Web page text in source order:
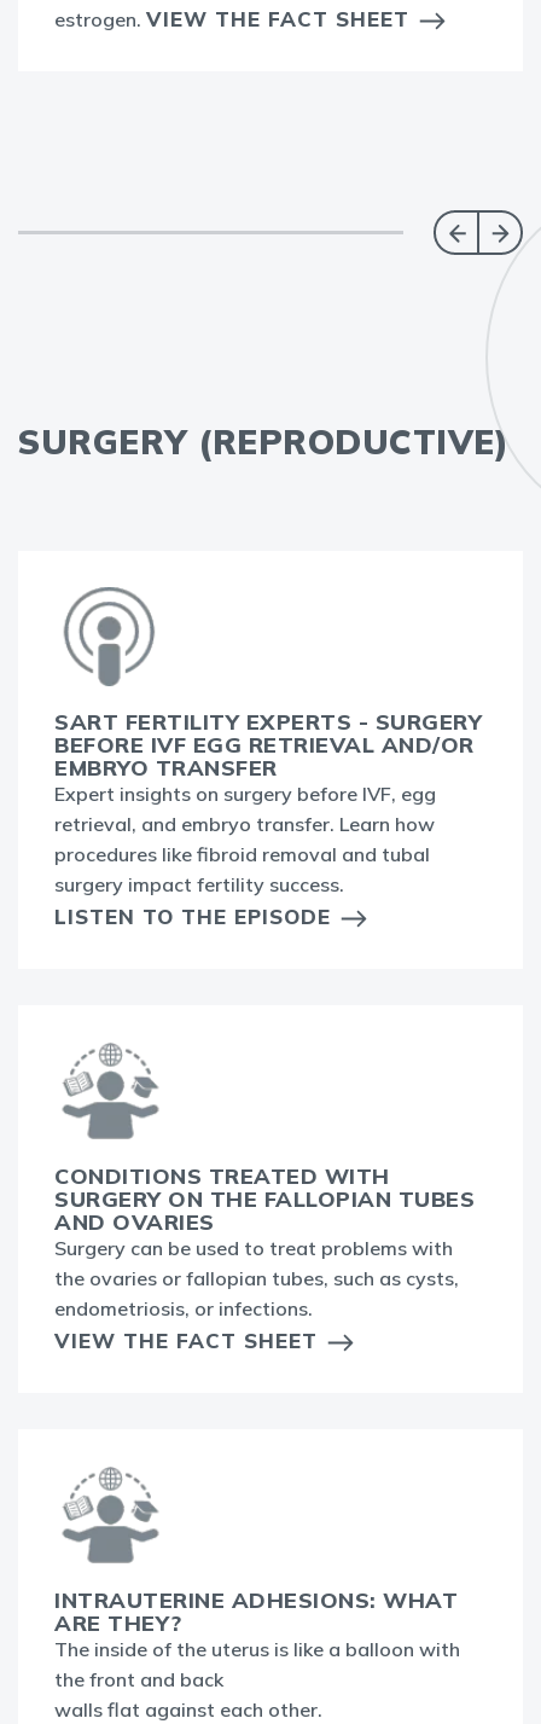
estrogen. VIEW THE FACT SHEET
SURGERY (REPRODUCTIVE)
SART FERTILITY EXPERTS - SURGERY
BEFORE IVF EGG RETRIEVAL AND/OR
EMBRYO TRANSFER
Expert insights on surgery before IVF, egg
retrieval, and embryo transfer. Learn how
procedures like fibroid removal and tubal
surgery impact fertility success.
LISTEN TO THE EPISODE
CONDITIONS TREATED WITH
SURGERY ON THE FALLOPIAN TUBES
AND OVARIES
Surgery can be used to treat problems with
the ovaries or fallopian tubes, such as cysts,
endometriosis, or infections.
VIEW THE FACT SHEET
INTRAUTERINE ADHESIONS: WHAT
ARE THEY?
The inside of the uterus is like a balloon with
the front and back
walls flat against each other.